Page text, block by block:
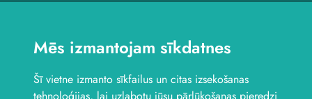
Mēs izmantojam sīkdatnes
Šī vietne izmanto sīkfailus un citas izsekošanas
Veikals Saldū, Kuldīgas
Veikals Jelgavā, Aviācijas